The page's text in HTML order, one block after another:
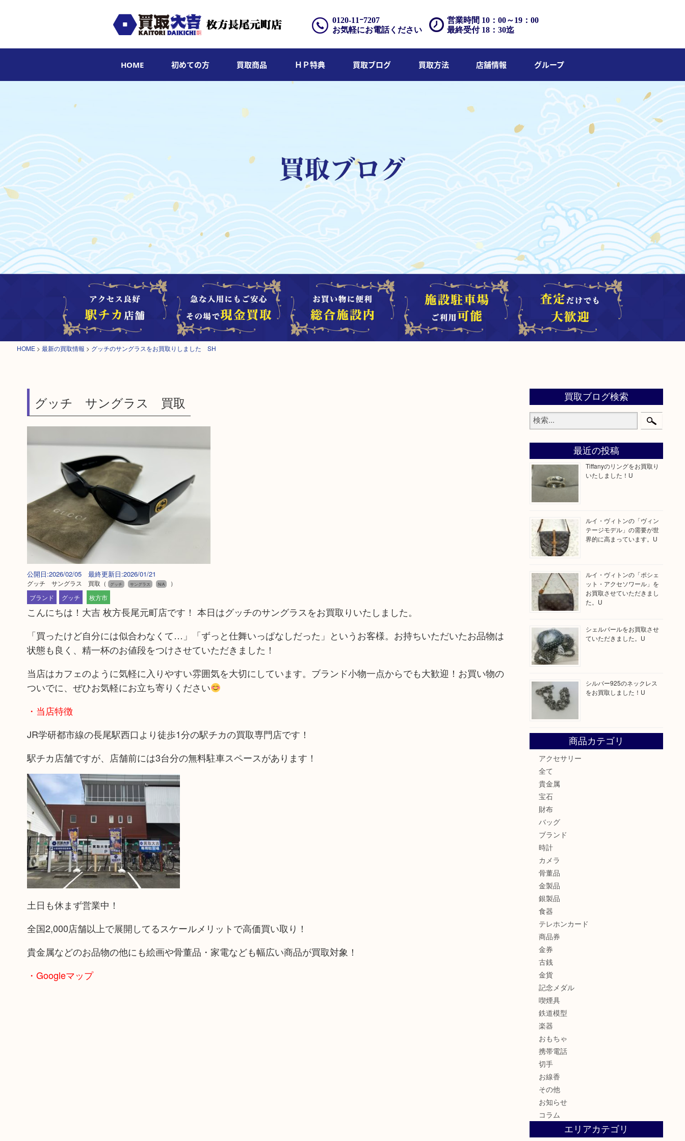
営業時間 10：00～19：00
最終受付 18：30迄
0120-11ｰ7207
お気軽にお電話ください
HOME 初めての方 買取商品 ＨＰ特典 買取ブログ 買取方法 店舗情報 グループ
HOME > 最新の買取情報 > グッチのサングラスをお買取りしました SH
グッチ サングラス 買取
公開日:2026/02/05 最終更新日:2026/01/21
グッチ サングラス 買取 （ グッチ サングラス N/A
）
ブランド
グッチ 枚方市
こんにちは！大吉 枚方長尾元町店です！ 本日はグッチのサングラスをお買取りいたしました。
「買ったけど自分には似合わなくて…」「ずっと仕舞いっぱなしだった」というお客様。お持ちいただいたお品物は
状態も良く、精一杯のお値段をつけさせていただきました！
当店はカフェのように気軽に入りやすい雰囲気を大切にしています。ブランド小物一点からでも大歓迎！お買い物の
ついでに、ぜひお気軽にお立ち寄りください
・当店特徴
JR学研都市線の長尾駅西口より徒歩1分の駅チカの買取専門店です！
駅チカ店舗ですが、店舗前には3台分の無料駐車スペースがあります！
土日も休まず営業中！
全国2,000店舗以上で展開してるスケールメリットで高価買い取り！
貴金属などのお品物の他にも絵画や骨董品・家電なども幅広い商品が買取対象！
・Googleマップ
買取ブログ検索
最近の投稿
Tiffanyのリングをお買取り
いたしました！U
ルイ・ヴィトンの「ヴィン
テージモデル」の需要が世
界的に高まっています。U
ルイ・ヴィトンの「ポシェ
ット・アクセソワール」を
お買取させていただきまし
た。U
シェルパールをお買取させ
ていただきました。U
シルバー925のネックレス
をお買取しました！U
商品カテゴリ
アクセサリー
全て
貴金属
宝石
財布
バッグ
ブランド
時計
カメラ
骨董品
金製品
銀製品
食器
テレホンカード
商品券
金券
古銭
金貨
記念メダル
喫煙具
鉄道模型
楽器
おもちゃ
携帯電話
切手
お線香
その他
お知らせ
コラム
エリアカテゴリ